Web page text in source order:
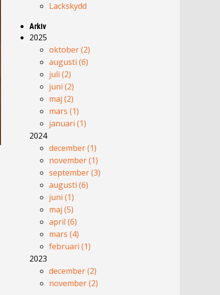
Lackskydd
Arkiv
2025
oktober (2)
augusti (6)
juli (2)
juni (2)
maj (2)
mars (1)
januari (1)
2024
december (1)
november (1)
september (3)
augusti (6)
juni (1)
maj (5)
april (6)
mars (4)
februari (1)
2023
december (2)
november (2)